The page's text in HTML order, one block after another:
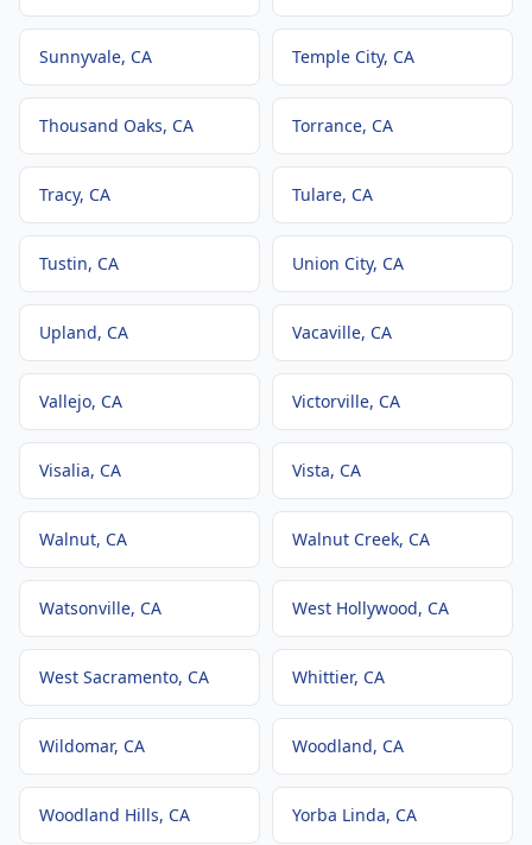
Sunnyvale, CA Temple City, CA
Thousand Oaks, CA Torrance, CA
Tracy, CA Tulare, CA
Tustin, CA Union City, CA
Upland, CA Vacaville, CA
Vallejo, CA Victorville, CA
Visalia, CA Vista, CA
Walnut, CA Walnut Creek, CA
Watsonville, CA West Hollywood, CA
West Sacramento, CA Whittier, CA
Wildomar, CA Woodland, CA
Woodland Hills, CA Yorba Linda, CA